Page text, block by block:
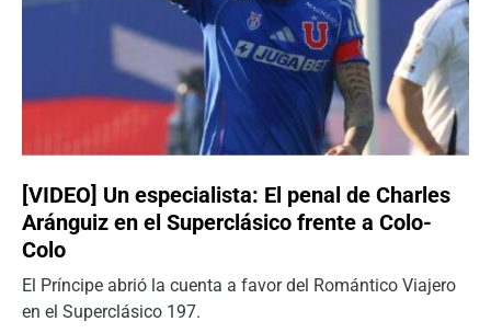
[VIDEO] Un especialista: El penal de Charles
Aránguiz en el Superclásico frente a Colo-
Colo
El Príncipe abrió la cuenta a favor del Romántico Viajero
en el Superclásico 197.